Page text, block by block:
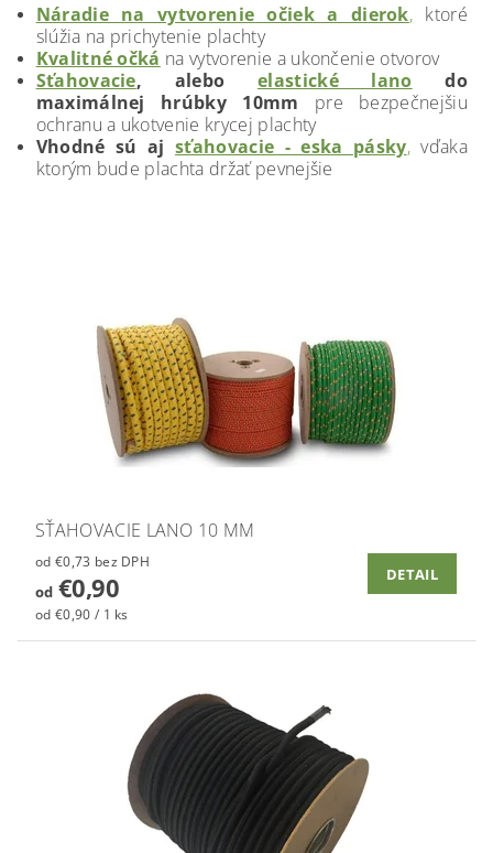
Náradie na vytvorenie očiek a dierok, ktoré
slúžia na prichytenie plachty
Kvalitné očká na vytvorenie a ukončenie otvorov
Sťahovacie, alebo elastické lano do
maximálnej hrúbky 10mm pre bezpečnejšiu
ochranu a ukotvenie krycej plachty
Vhodné sú ajsťahovacie - eska pásky,vďaka
ktorým bude plachta držať pevnejšie
SŤAHOVACIE LANO 10 MM
od €0,73 bez DPH
od€0,90
od €0,90 / 1 ks
DETAIL